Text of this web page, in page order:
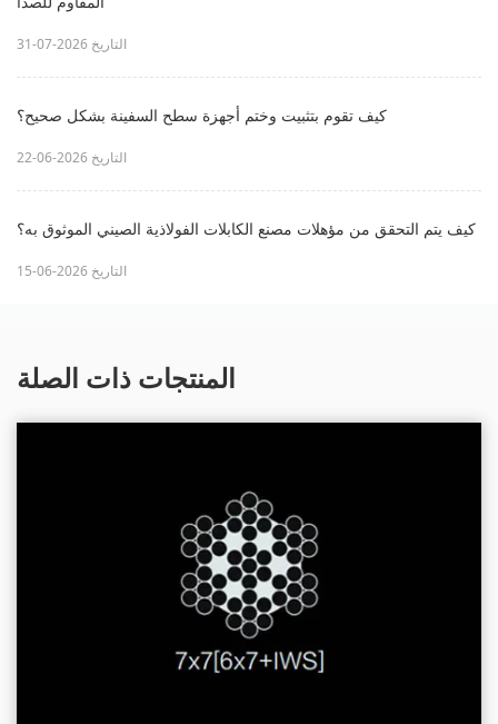
التاريخ 2026-07-31
كيف تقوم بتثبيت وختم أجهزة سطح السفينة بشكل صحيح؟
التاريخ 2026-06-22
كيف يتم التحقق من مؤهلات مصنع الكابلات الفولاذية الصيني الموثوق به؟
التاريخ 2026-06-15
المنتجات ذات الصلة